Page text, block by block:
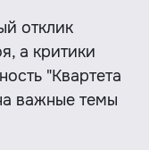
отклик
а критики
"Квартета
важные темы